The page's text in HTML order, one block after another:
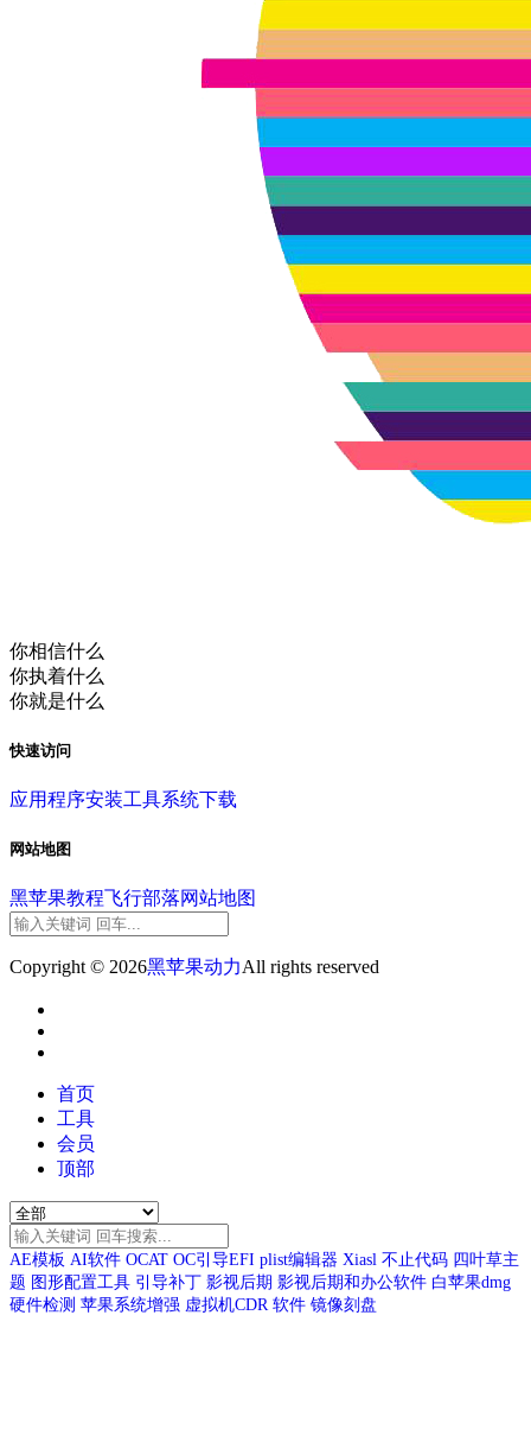
你相信什么
你执着什么
你就是什么
快速访问
应用程序安装工具系统下载
网站地图
黑苹果教程飞行部落网站地图
Copyright © 2026黑苹果动力All rights reserved
首页
工具
会员
顶部
AE模板 AI软件 OCAT OC引导EFI plist编辑器 Xiasl 不止代码 四叶草主
题 图形配置工具 引导补丁 影视后期 影视后期和办公软件 白苹果dmg
硬件检测 苹果系统增强 虚拟机CDR 软件 镜像刻盘